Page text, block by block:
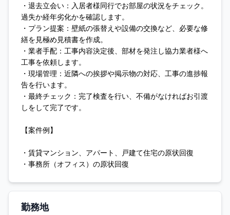
・退去立会い：入居者様同行でお部屋の状況をチェック。
過失か経年劣化かを確認します。
・プラン提案：壁紙の張替えや設備の交換など、必要な修
繕を見極め見積書を作成。
・業者手配：工事内容決定後、部材を発注し協力業者様へ
工事を依頼します。
・現場管理：近隣への挨拶や掲示物の対応、工事の進捗報
告を行います。
・最終チェック：完了検査を行い、不備がなければお引渡
しをして完了です。
【案件例】
・賃貸マンション、アパート、戸建て住宅の原状回復
・事務所（オフィス）の原状回復
勤務地